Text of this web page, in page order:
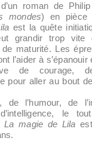
roman de
mondes) en pièce
est la quête
grandir trop vite
maturité. Les
l’aider à
de courage,
pour aller au bout
de l’humour, de
le
La magie de Lila